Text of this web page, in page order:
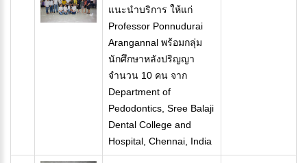
แนะนำบริการ ให้แก่
Professor Ponnudurai
Arangannal พร้อมกลุ่ม
นักศึกษาหลังปริญญา
จำนวน 10 คน จาก
Department of
Pedodontics, Sree Balaji
Dental College and
Hospital, Chennai, India